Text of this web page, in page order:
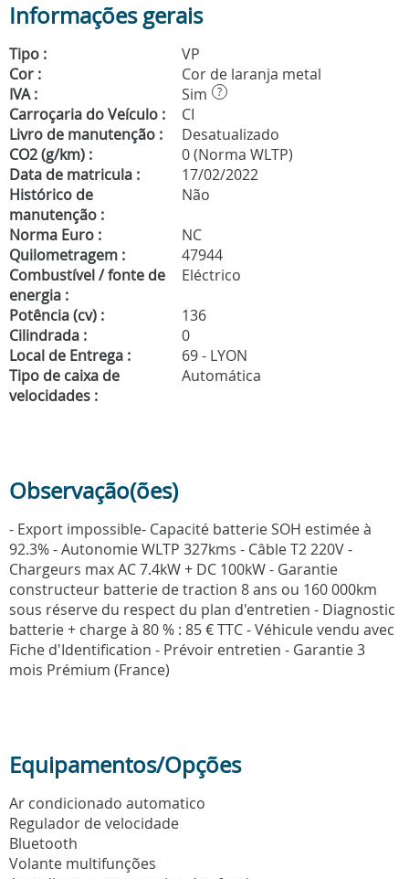
Informações gerais
Tipo :
VP
Cor :
Cor de laranja metal
IVA :
Sim ?
Carroçaria do Veículo :
CI
Livro de manutenção :
Desatualizado
CO2 (g/km) :
0 (Norma WLTP)
Data de matricula :
17/02/2022
Histórico de
manutenção :
Não
Norma Euro :
NC
Quilometragem :
47944
Combustível / fonte de
energia :
Eléctrico
Potência (cv) :
136
Cilindrada :
0
Local de Entrega :
69 - LYON
Tipo de caixa de
velocidades :
Automática
Observação(ões)
- Export impossible- Capacité batterie SOH estimée à
92.3% - Autonomie WLTP 327kms - Câble T2 220V -
Chargeurs max AC 7.4kW + DC 100kW - Garantie
constructeur batterie de traction 8 ans ou 160 000km
sous réserve du respect du plan d'entretien - Diagnostic
batterie + charge à 80 % : 85 € TTC - Véhicule vendu avec
Fiche d'Identification - Prévoir entretien - Garantie 3
mois Prémium (France)
Equipamentos/Opções
Ar condicionado automatico
Regulador de velocidade
Bluetooth
Volante multifunções